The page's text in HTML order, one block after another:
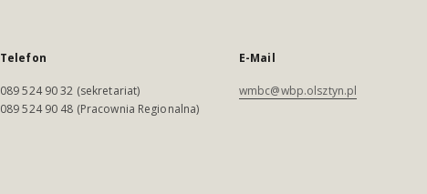
Telefon
089 524 90 32 (sekretariat)
089 524 90 48 (Pracownia Regionalna)
E-Mail
wmbc@wbp.olsztyn.pl